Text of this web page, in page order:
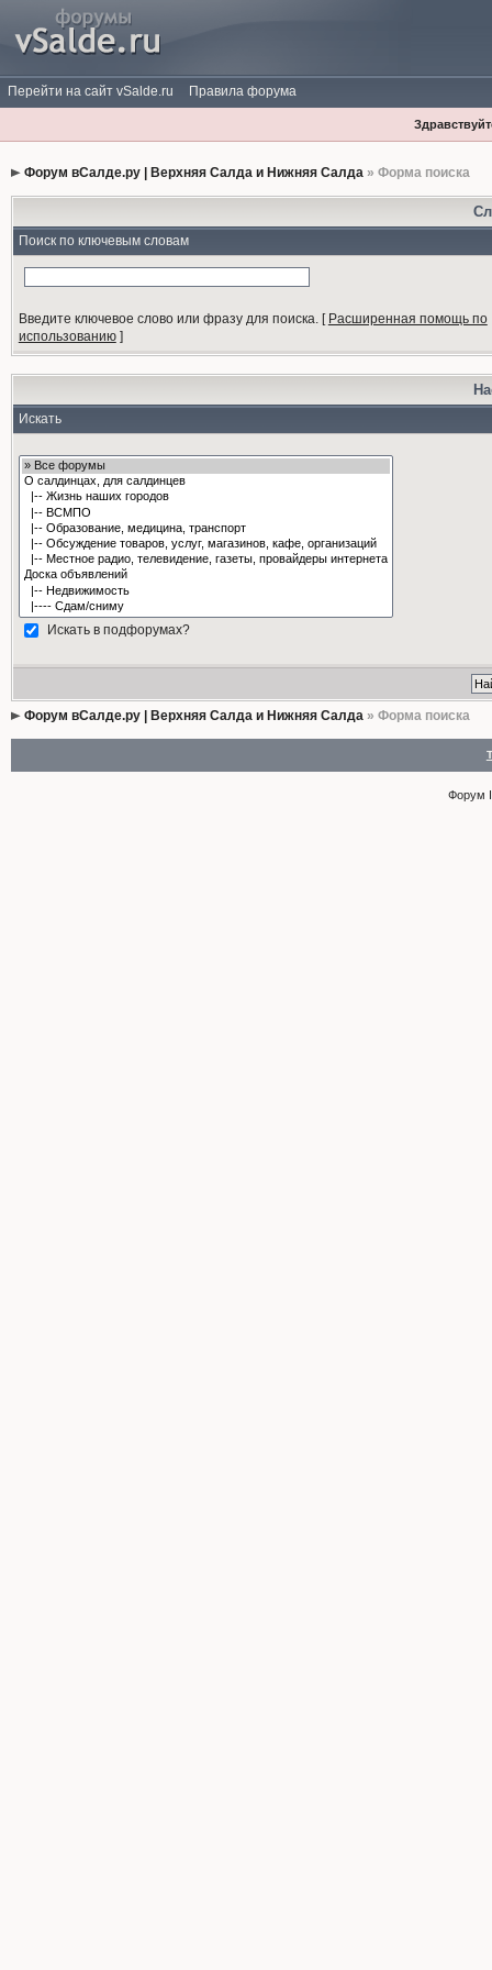
Перейти на сайт vSalde.ru Правила форума
Форум вСалде.ру | Верхняя Салда и Нижняя Салда» Форма поиска
Поиск по ключевым словам
Введите ключевое слово или фразу для поиска.[ Расширенная помощь по
использованию]
Искать
Искать в подфорумах?
Форум вСалде.ру | Верхняя Салда и Нижняя Салда» Форма поиска
Форум